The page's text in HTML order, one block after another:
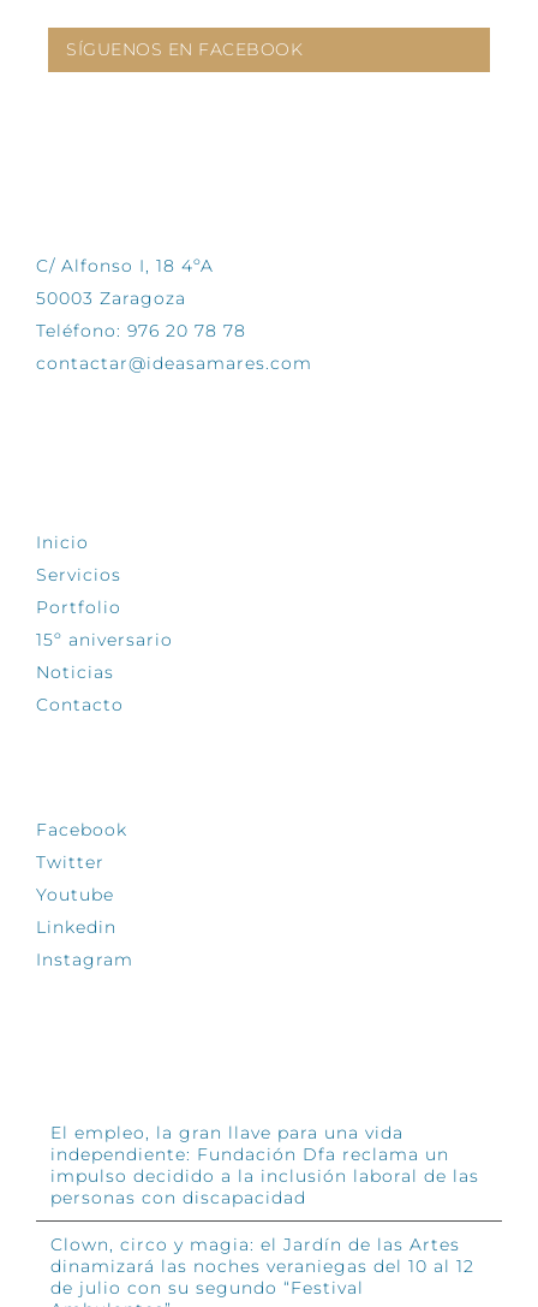
SÍGUENOS EN FACEBOOK
C/ Alfonso I, 18 4ºA
50003 Zaragoza
Teléfono: 976 20 78 78
contactar@ideasamares.com
Inicio
Servicios
Portfolio
15º aniversario
Noticias
Contacto
Facebook
Twitter
Youtube
Linkedin
Instagram
El empleo, la gran llave para una vida
independiente: Fundación Dfa reclama un
impulso decidido a la inclusión laboral de las
personas con discapacidad
Clown, circo y magia: el Jardín de las Artes
dinamizará las noches veraniegas del 10 al 12
de julio con su segundo “Festival